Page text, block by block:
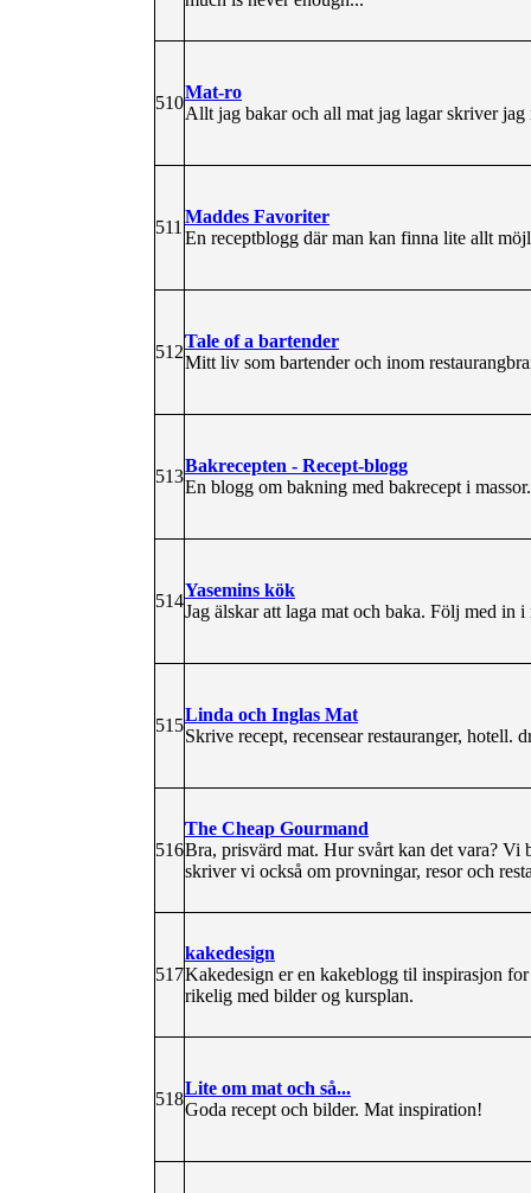
510
Mat-ro
Allt jag bakar och all mat jag lagar skriver jag
511
Maddes Favoriter
En receptblogg där man kan finna lite allt
512
Tale of a bartender
Mitt liv som bartender och inom
513
Bakrecepten - Recept-blogg
En blogg om bakning med bakrecept i massor.
514
Yasemins kök
Jag älskar att laga mat och baka. Följ med in
515
Linda och Inglas Mat
Skrive recept, recensear restauranger, hotell.
516
The Cheap Gourmand
Bra, prisvärd mat. Hur svårt kan det vara? Vi
skriver vi också om provningar, resor och
517
kakedesign
Kakedesign er en kakeblogg til inspirasjon
rikelig med bilder og kursplan.
518
Lite om mat och så...
Goda recept och bilder. Mat inspiration!